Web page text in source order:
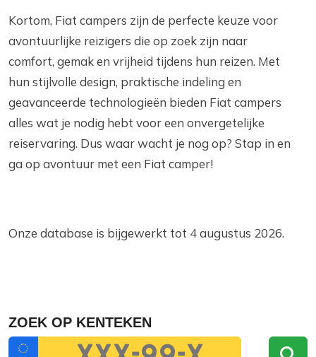
Kortom, Fiat campers zijn de perfecte keuze voor
avontuurlijke reizigers die op zoek zijn naar
comfort, gemak en vrijheid tijdens hun reizen. Met
hun stijlvolle design, praktische indeling en
geavanceerde technologieën bieden Fiat campers
alles wat je nodig hebt voor een onvergetelijke
reiservaring. Dus waar wacht je nog op? Stap in en
ga op avontuur met een Fiat camper!
Onze database is bijgewerkt tot 4 augustus 2026.
ZOEK OP KENTEKEN